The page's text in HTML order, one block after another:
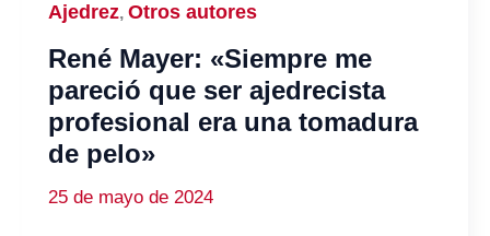
Ajedrez, Otros autores
René Mayer: «Siempre me
pareció que ser ajedrecista
profesional era una tomadura
de pelo»
25 de mayo de 2024